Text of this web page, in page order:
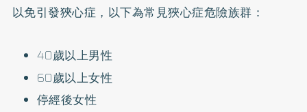
以免引發狹心症，以下為常見狹心症危險族群：
40歲以上男性
60歲以上女性
停經後女性